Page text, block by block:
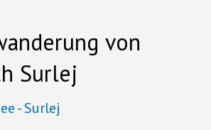
von
Surlej
- Surlej